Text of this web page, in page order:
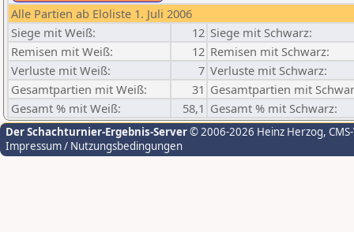
Alle Partien ab Eloliste 1. Juli 2006
Siege mit Weiß:
12 Siege mit Schwarz:
Remisen mit Weiß:
12 Remisen mit Schwarz:
Verluste mit Weiß:
7 Verluste mit Schwarz:
Gesamtpartien mit Weiß:
31 Gesamtpartien mit
Gesamt % mit Weiß:
58,1 Gesamt % mit Schwarz:
Der Schachturnier-Ergebnis-Server© 2006-2026 Heinz Herzog,
Impressum / Nutzungsbedingungen